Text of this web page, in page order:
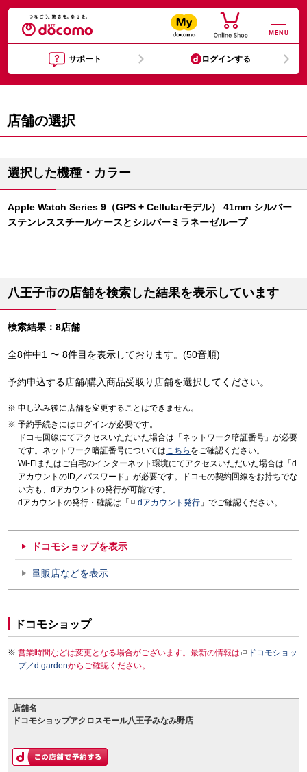
MENU
サポート ログインする
店舗の選択
選択した機種・カラー
Apple Watch Series 9（GPS + Cellularモデル） 41mm シルバー
ステンレススチールケースとシルバーミラネーゼループ
八王子市の店舗を検索した結果を表示しています
検索結果：8店舗
全8件中1 〜 8件目を表示しております。(50音順)
予約申込する店舗/購入商品受取り店舗を選択してください。
申し込み後に店舗を変更することはできません。
予約手続きにはログインが必要です。
ドコモ回線にてアクセスいただいた場合は「ネットワーク暗証番号」が必要
です。ネットワーク暗証番号についてはこちら をご確認ください。
Wi-Fiまたはご自宅のインターネット環境にてアクセスいただいた場合は「d
アカウントのID／パスワード」が必要です。ドコモの契約回線をお持ちでな
い方も、dアカウントの発行が可能です。
dアカウントの発行・確認は「
dアカウント発行 」でご確認ください。
ドコモショップを表示
量販店などを表示
ドコモショップ
営業時間などは変更となる場合がございます。最新の情報は
ドコモショッ
プ／d gardenからご確認ください。
店舗名
ドコモショップアクロスモール八王子みなみ野店